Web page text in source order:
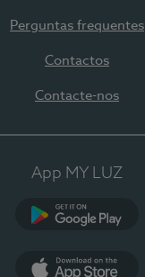
Perguntas frequentes
Contactos
Contacte-nos
App MY LUZ